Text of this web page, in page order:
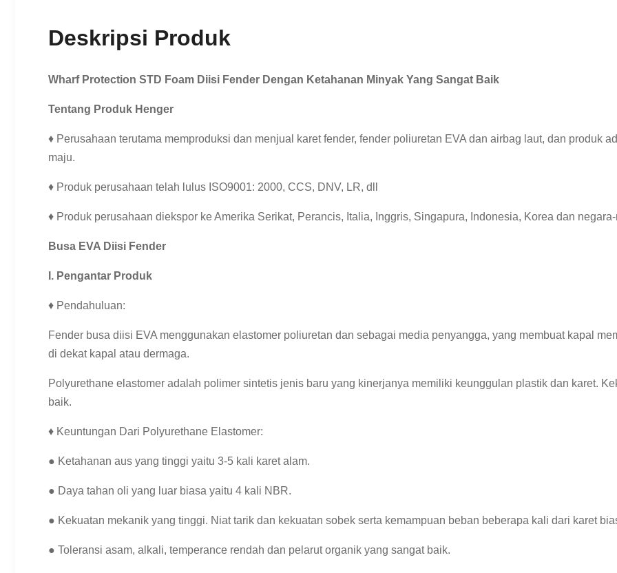
Deskripsi Produk
Wharf Protection STD Foam Diisi Fender Dengan Ketahanan Minyak Yang Sangat Baik
Tentang Produk Henger
♦ Perusahaan terutama memproduksi dan menjual karet fender, fender poliuretan EVA dan airbag laut, dan produk
maju.
♦ Produk perusahaan telah lulus ISO9001: 2000, CCS, DNV, LR, dll
♦ Produk perusahaan diekspor ke Amerika Serikat, Perancis, Italia, Inggris, Singapura, Indonesia, Korea dan
Busa EVA Diisi Fender
I. Pengantar Produk
♦ Pendahuluan:
Fender busa diisi EVA menggunakan elastomer poliuretan dan sebagai media penyangga, yang membuat kapal
di dekat kapal atau dermaga.
Polyurethane elastomer adalah polimer sintetis jenis baru yang kinerjanya memiliki keunggulan plastik dan karet.
baik.
♦ Keuntungan Dari Polyurethane Elastomer:
● Ketahanan aus yang tinggi yaitu 3-5 kali karet alam.
● Daya tahan oli yang luar biasa yaitu 4 kali NBR.
● Kekuatan mekanik yang tinggi. Niat tarik dan kekuatan sobek serta kemampuan beban beberapa kali dari karet
● Toleransi asam, alkali, temperance rendah dan pelarut organik yang sangat baik.